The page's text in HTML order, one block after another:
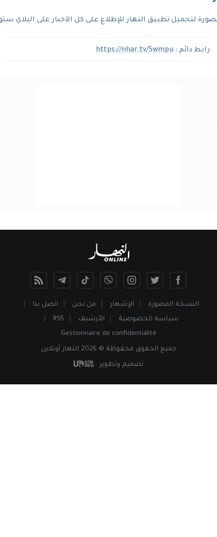
لتحميل تطبيق النهار للإطلاع على كل الآخبار على البلاي
رابط دائم : https://nhar.tv/Swmpu
النسخة المصورة الإشهار من نحن
اتصل بنا
سياسة الخصوصية
الأرشيف
RSS
Gestionnaire de confidentialité
جميع الحقوق محفوظة © 2026 النهار أونلاين
تصميم وتطوير